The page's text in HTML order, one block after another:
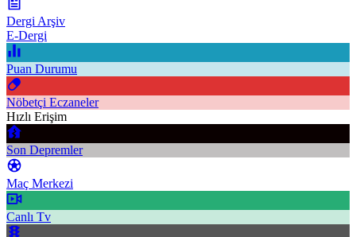
Dergi Arşiv
E-Dergi
Puan Durumu
Nöbetçi Eczaneler
Hızlı Erişim
Son Depremler
Maç Merkezi
Canlı Tv